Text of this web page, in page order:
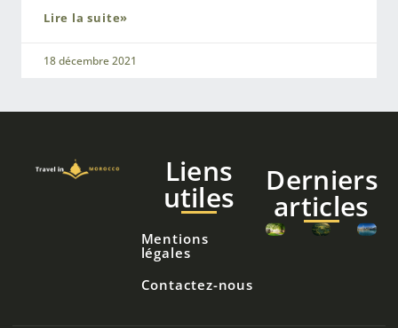
Lire la suite»
18 décembre 2021
Liens
utiles
Mentions
légales
Contactez-nous
Derniers
articles